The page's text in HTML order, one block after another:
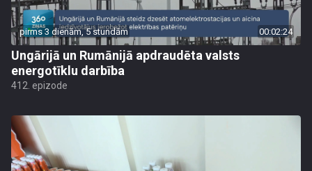
pirms 3 dienām, 5 stundām 00:02:24
Ungārijā un Rumānijā apdraudēta valsts
energotīklu darbība
412. epizode